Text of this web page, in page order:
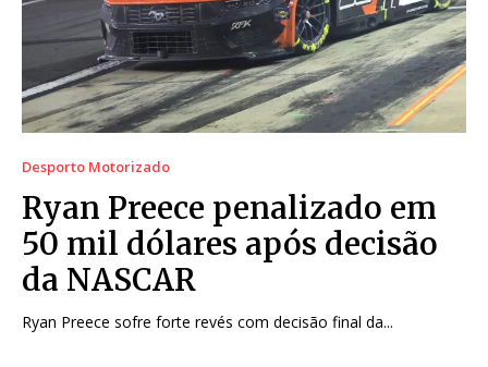
Desporto Motorizado
Ryan Preece penalizado em
50 mil dólares após decisão
da NASCAR
Ryan Preece sofre forte revés com decisão final da...